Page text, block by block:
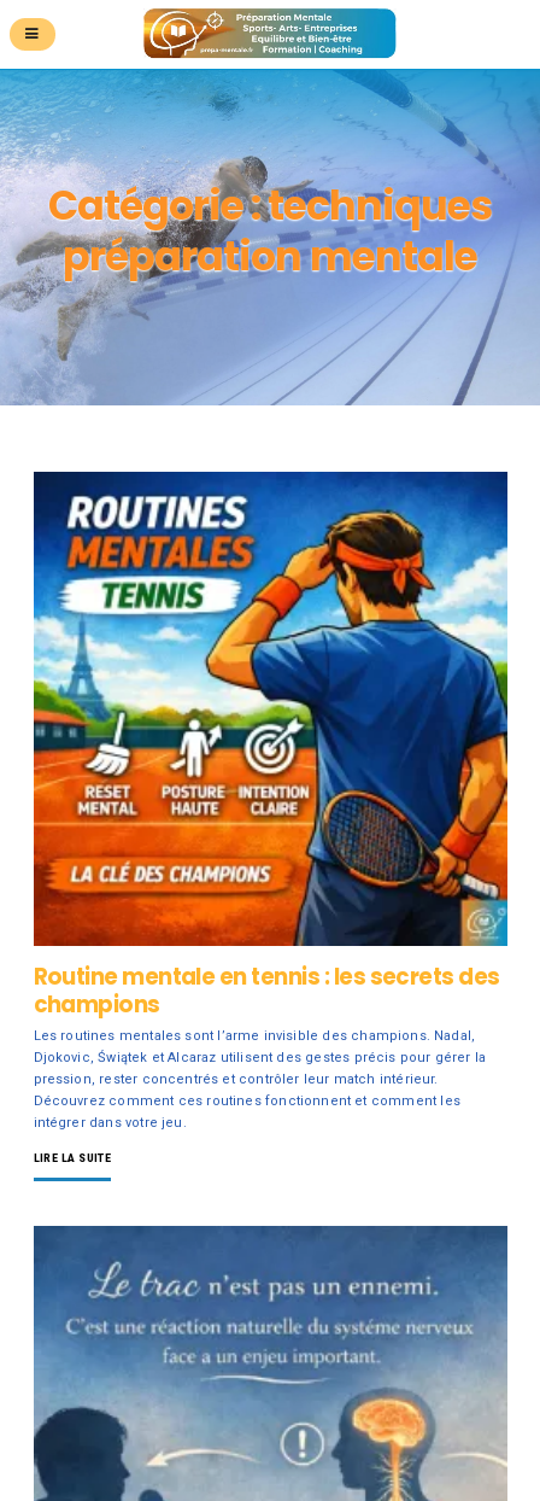
Catégorie :techniques
préparation mentale
Routine mentale en tennis : les secrets des
champions
Les routines mentales sont l’arme invisible des champions. Nadal,
Djokovic, Świątek et Alcaraz utilisent des gestes précis pour gérer la
pression, rester concentrés et contrôler leur match intérieur.
Découvrez comment ces routines fonctionnent et comment les
intégrer dans votre jeu.
LIRE LA SUITE